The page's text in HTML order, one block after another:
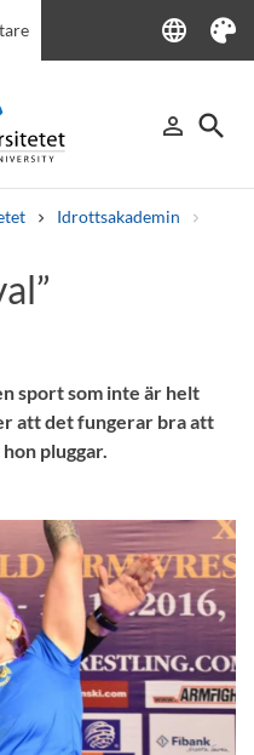
language
Language
Tema
person_outline
Logga in
search
Sök
Idrottsakademin
sport som inte är helt
att det fungerar bra att
pluggar.